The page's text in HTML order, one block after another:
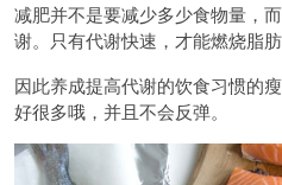
减肥并不是要减少多少食物量，
谢。只有代谢快速，才能燃烧脂肪
因此养成提高代谢的饮食习惯的
好很多哦，并且不会反弹。